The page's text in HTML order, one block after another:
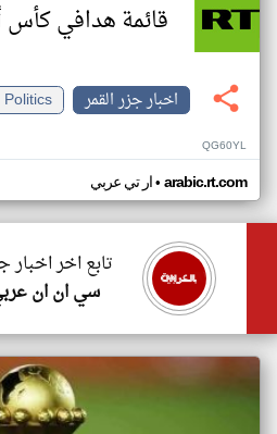
قائمة هدافي كأس أمم
اخبار جزر القمر
Politics
QG60YL
ار تي عربي• arabic.rt.com
تابع اخر اخبار
سي ان ان